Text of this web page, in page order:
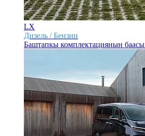
LX
Дизель / Бензин
Баштапкы комплектациянын баасы